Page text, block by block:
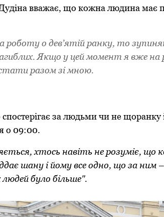
вважає, що кожна людина має
роботу о дев’ятій ранку, то
Якщо у цей момент я вже
разом зі мною.
за людьми чи не щоранку
о 09:00.
хтось навіть не розуміє, що
шану і йому все одно, що за
було більше".